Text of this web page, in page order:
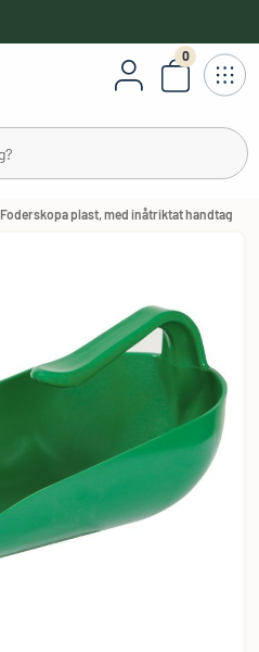
0
Antal
Foderskopa plast, med inåtriktat handtag